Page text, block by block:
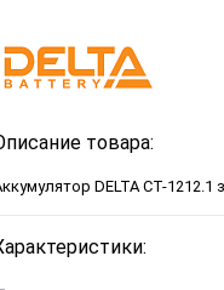
товара:
DELTA СТ-1212.1